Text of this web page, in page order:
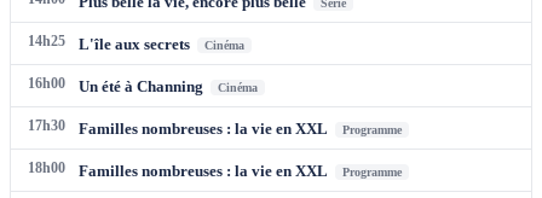
Série
14h25 L'île aux secrets Cinéma
16h00 Un été à Channing Cinéma
17h30 Familles nombreuses : la vie en XXL Programme
18h00 Familles nombreuses : la vie en XXL Programme